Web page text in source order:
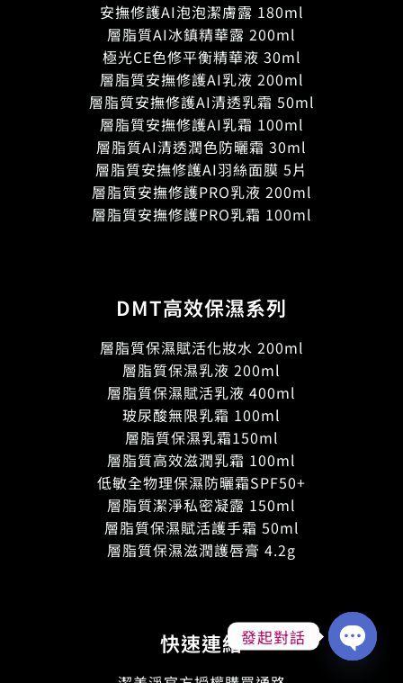
安撫修護AI泡泡潔膚露 180ml
層脂質AI冰鎮精華露 200ml
極光CE色修平衡精華液 30ml
層脂質安撫修護AI乳液 200ml
層脂質安撫修護AI清透乳霜 50ml
層脂質安撫修護AI乳霜 100ml
層脂質AI清透潤色防曬霜 30ml
層脂質安撫修護AI羽絲面膜 5片
層脂質安撫修護PRO乳液 200ml
層脂質安撫修護PRO乳霜 100ml
DMT高效保濕系列
層脂質保濕賦活化妝水 200ml
層脂質保濕乳液 200ml
層脂質保濕賦活乳液 400ml
玻尿酸無限乳霜 100ml
層脂質保濕乳霜150ml
層脂質高效滋潤乳霜 100ml
低敏全物理保濕防曬霜SPF50+
層脂質潔淨私密凝露 150ml
層脂質保濕賦活護手霜 50ml
層脂質保濕滋潤護唇膏 4.2g
快速連結發起對話
Open